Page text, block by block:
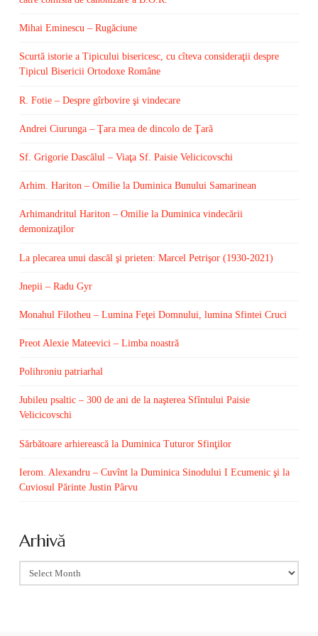
Mihai Eminescu – Rugăciune
Scurtă istorie a Tipicului bisericesc, cu cîteva consideraţii despre
Tipicul Bisericii Ortodoxe Române
R. Fotie – Despre gîrbovire şi vindecare
Andrei Ciurunga – Ţara mea de dincolo de Ţară
Sf. Grigorie Dascălul – Viaţa Sf. Paisie Velicicovschi
Arhim. Hariton – Omilie la Duminica Bunului Samarinean
Arhimandritul Hariton – Omilie la Duminica vindecării
demonizaţilor
La plecarea unui dascăl şi prieten: Marcel Petrişor (1930-2021)
Jnepii – Radu Gyr
Monahul Filotheu – Lumina Feţei Domnului, lumina Sfintei Cruci
Preot Alexie Mateevici – Limba noastră
Polihroniu patriarhal
Jubileu psaltic – 300 de ani de la naşterea Sfîntului Paisie
Velicicovschi
Sărbătoare arhierească la Duminica Tuturor Sfinţilor
Ierom. Alexandru – Cuvînt la Duminica Sinodului I Ecumenic şi la
Cuviosul Părinte Justin Pârvu
Arhivă
Arhivă